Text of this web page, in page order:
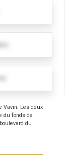
Vavin. Les deux
du fonds de
du